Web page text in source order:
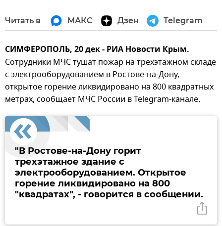
Читать в МАКС Дзен Telegram
СИМФЕРОПОЛЬ, 20 дек - РИА Новости Крым.
Сотрудники МЧС тушат пожар на трехэтажном складе
с электрооборудованием в Ростове-на-Дону,
открытое горение ликвидировано на 800 квадратных
метрах, сообщает МЧС России в Telegram-канале.
"В Ростове-на-Дону горит
трехэтажное здание с
электрооборудованием. Открытое
горение ликвидировано на 800
"квадратах", - говорится в сообщении.